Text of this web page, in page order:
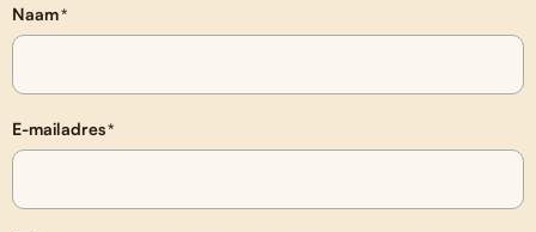
Naam*
E-mailadres*